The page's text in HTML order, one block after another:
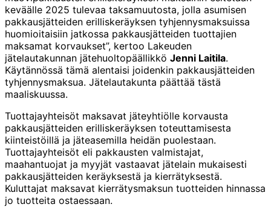
keväälle 2025 tulevaa taksamuutosta, jolla asumisen
pakkausjätteiden erilliskeräyksen tyhjennysmaksuissa
huomioitaisiin jatkossa pakkausjätteiden tuottajien
maksamat korvaukset”, kertoo Lakeuden
jätelautakunnan jätehuoltopäällikkö Jenni Laitila.
Käytännössä tämä alentaisi joidenkin pakkausjätteiden
tyhjennysmaksua. Jätelautakunta päättää tästä
maaliskuussa.
Tuottajayhteisöt maksavat jäteyhtiölle korvausta
pakkausjätteiden erilliskeräyksen toteuttamisesta
kiinteistöillä ja jäteasemilla heidän puolestaan.
Tuottajayhteisöt eli pakkausten valmistajat,
maahantuojat ja myyjät vastaavat jätelain mukaisesti
pakkausjätteiden keräyksestä ja kierrätyksestä.
Kuluttajat maksavat kierrätysmaksun tuotteiden hinnassa
jo tuotteita ostaessaan.